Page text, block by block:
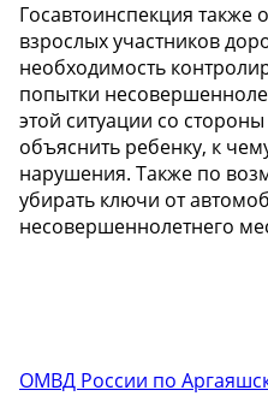
Госавтоинспекция
взрослых участников
необходимость
попытки
этой ситуации со
объяснить ребенку, к
нарушения. Также по
убирать ключи от
несовершеннолетнего
ОМВД России по